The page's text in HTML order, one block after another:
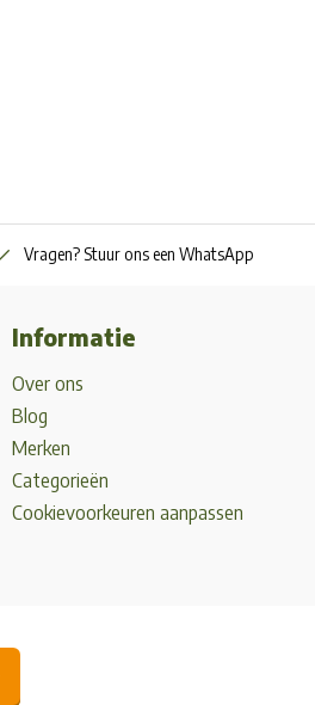
Vragen? Stuur ons een WhatsApp
Informatie
Over ons
Blog
Merken
Categorieën
Cookievoorkeuren aanpassen